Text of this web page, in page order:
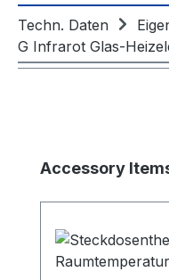
Techn. Daten
G Infrarot Glas-
Produktgalerie
Accessory